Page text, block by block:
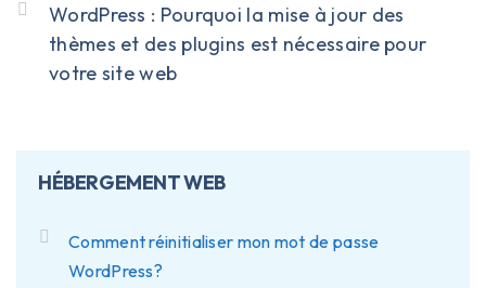
WordPress : Pourquoi la mise à jour des
thèmes et des plugins est nécessaire pour
votre site web
HÉBERGEMENT WEB
Comment réinitialiser mon mot de passe
WordPress?